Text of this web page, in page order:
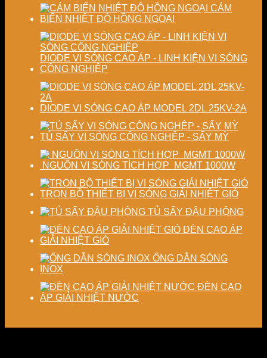
chất
lượng
phẩm
lượng
sấy
nghiệp
CẢM
BIẾN NHIỆT ĐỘ HỒNG NGOẠI
DIODE VI SÓNG CAO ÁP - LINH KIỆN VI SÓNG
CÔNG NGHIỆP
DIODE VI SÓNG CAO ÁP MODEL 2DL 25KV-2A
TỦ SẤY VI SÓNG CÔNG NGHỆP - SẤY MỲ
NGUỒN VI SÓNG TÍCH HỢP MGMT 1000W
TRỌN BỘ THIẾT BỊ VI SÓNG GIẢI NHIỆT GIÓ
TỦ SẤY ĐẬU PHỘNG
ĐÈN CAO ÁP
GIẢI NHIỆT GIÓ
ỐNG DẪN SÓNG
INOX
ĐÈN CAO
ÁP GIẢI NHIỆT NƯỚC